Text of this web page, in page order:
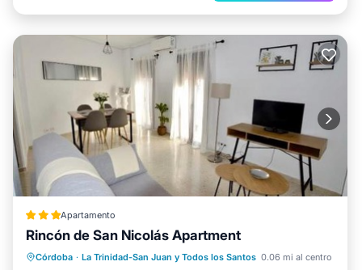
Apartamento
Rincón de San Nicolás Apartment
Córdoba · La Trinidad-San Juan y Todos los Santos 0.06 mi al centro
Aire acondicionado
Internet